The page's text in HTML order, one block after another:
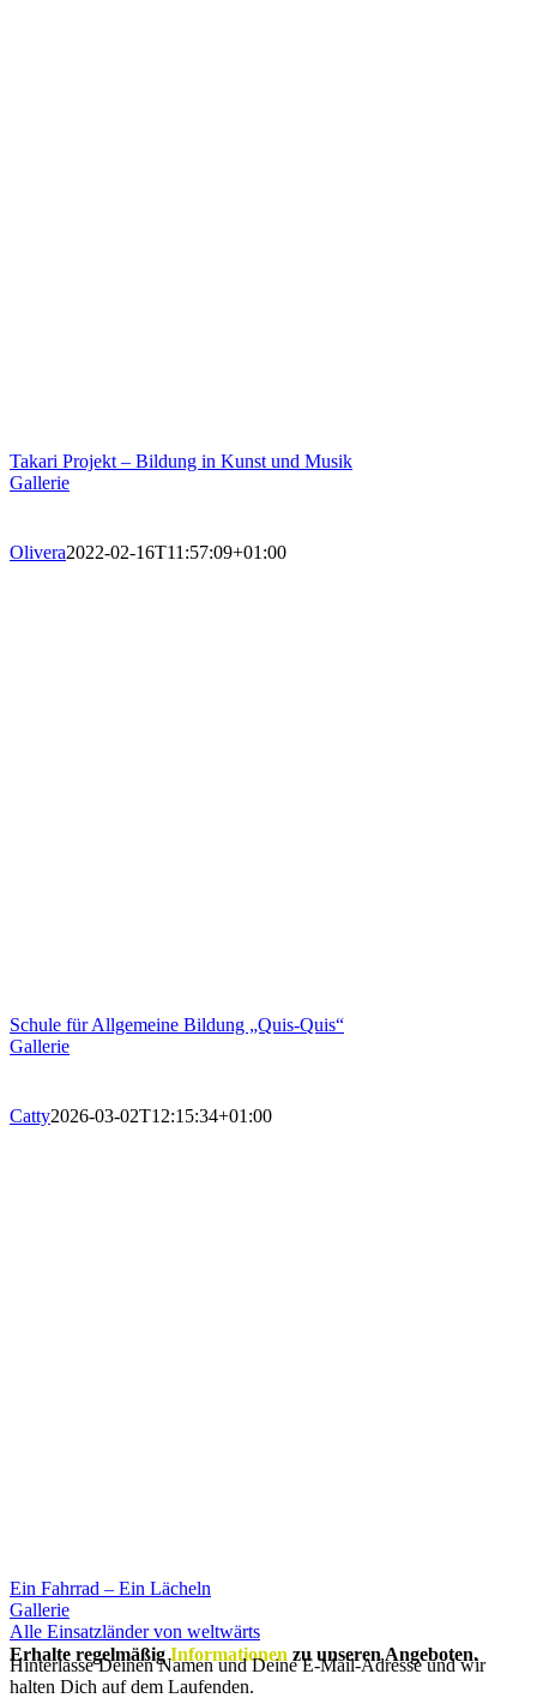
Takari Projekt – Bildung in Kunst und Musik
Gallerie
Olivera2022-02-16T11:57:09+01:00
Schule für Allgemeine Bildung „Quis-Quis“
Gallerie
Catty2026-03-02T12:15:34+01:00
Ein Fahrrad – Ein Lächeln
Gallerie
Alle Einsatzländer von weltwärts
Erhalte regelmäßig Informationen zu unseren Angeboten.
Hinterlasse Deinen Namen und Deine E-Mail-Adresse und wir
halten Dich auf dem Laufenden.